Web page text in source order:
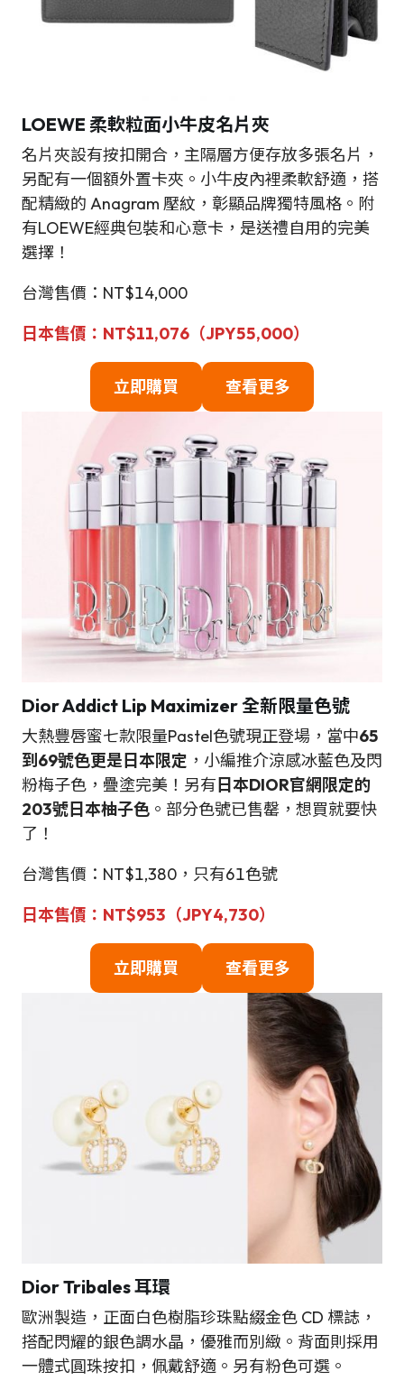
LOEWE 柔軟粒面小牛皮名片夾
名片夾設有按扣開合，主隔層方便存放多張名片，
另配有一個額外置卡夾。小牛皮內裡柔軟舒適，搭
配精緻的 Anagram 壓紋，彰顯品牌獨特風格。附
有LOEWE經典包裝和心意卡，是送禮自用的完美
選擇！
台灣售價：NT$14,000
日本售價：NT$11,076（JPY55,000）
立即購買 查看更多
Dior Addict Lip Maximizer全新限量色號
大熱豐唇蜜七款限量Pastel色號現正登場，當中65
到69號色更是日本限定 ，小編推介涼感冰藍色及閃
粉梅子色，疊塗完美！另有 日本DIOR官網限定的
203號日本柚子色 。部分色號已售罄，想買就要快
了！
台灣售價：NT$1,380，只有61色號
日本售價：NT$953（JPY4,730）
立即購買 查看更多
Dior Tribales耳環
歐洲製造，正面白色樹脂珍珠點綴金色 CD 標誌，
搭配閃耀的銀色調水晶，優雅而別緻。背面則採用
一體式圓珠按扣，佩戴舒適。另有粉色可選。